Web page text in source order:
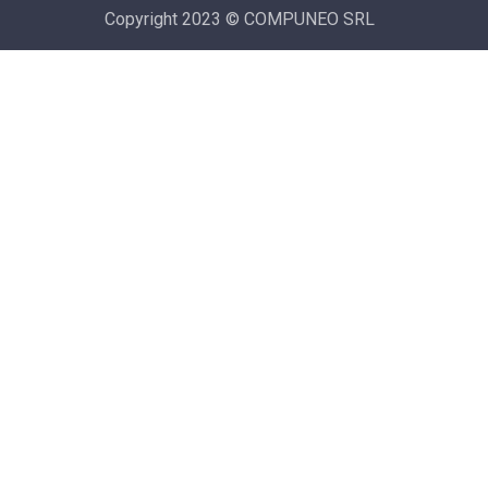
Copyright 2023 © COMPUNEO SRL